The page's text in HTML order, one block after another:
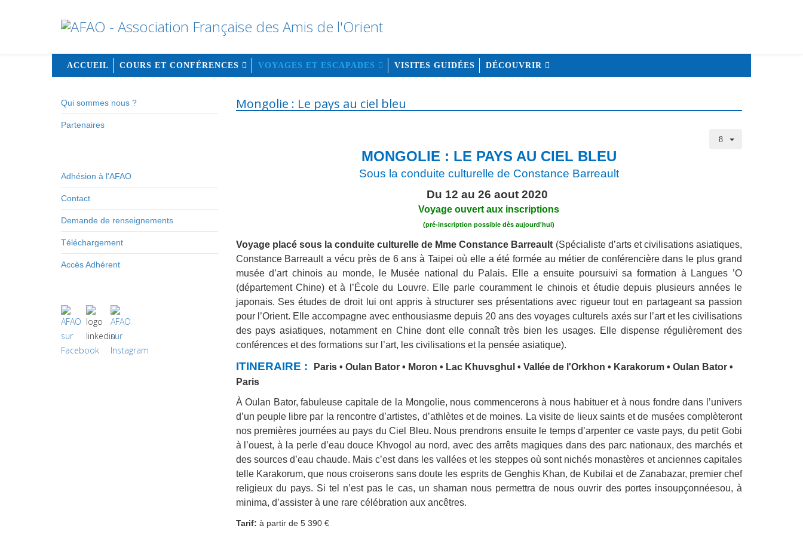
ACCUEIL COURS ET CONFÉRENCES VOYAGES ET ESCAPADES VISITES GUIDÉES DÉCOUVRIR
Qui sommes nous ?
Partenaires
Adhésion à l'AFAO
Contact
Demande de renseignements
Téléchargement
Accès Adhérent
Mongolie : Le pays au ciel bleu
MONGOLIE : LE PAYS AU CIEL BLEU
Sous la conduite culturelle de Constance Barreault
Du 12 au 26 aout 2020
Voyage ouvert aux inscriptions
(pré-inscription possible dès aujourd'hui)
Voyage placé sous la conduite culturelle de Mme Constance Barreault (Spécialiste d’arts et civilisations asiatiques,
Constance Barreault a vécu près de 6 ans à Taipei où elle a été formée au métier de conférencière dans le plus grand
musée d’art chinois au monde, le Musée national du Palais. Elle a ensuite poursuivi sa formation à Langues ’O
(département Chine) et à l’École du Louvre. Elle parle couramment le chinois et étudie depuis plusieurs années le
japonais. Ses études de droit lui ont appris à structurer ses présentations avec rigueur tout en partageant sa passion
pour l’Orient. Elle accompagne avec enthousiasme depuis 20 ans des voyages culturels axés sur l’art et les civilisations
des pays asiatiques, notamment en Chine dont elle connaît très bien les usages. Elle dispense régulièrement des
conférences et des formations sur l’art, les civilisations et la pensée asiatique).
ITINERAIRE :
Paris • Oulan Bator • Moron • Lac Khuvsghul • Vallée de l'Orkhon • Karakorum • Oulan Bator •
Paris
À Oulan Bator, fabuleuse capitale de la Mongolie, nous commencerons à nous habituer et à nous fondre dans l’univers
d’un peuple libre par la rencontre d’artistes, d’athlètes et de moines. La visite de lieux saints et de musées complèteront
nos premières journées au pays du Ciel Bleu. Nous prendrons ensuite le temps d’arpenter ce vaste pays, du petit Gobi
à l’ouest, à la perle d’eau douce Khvogol au nord, avec des arrêts magiques dans des parc nationaux, des marchés et
des sources d’eau chaude. Mais c’est dans les vallées et les steppes où sont nichés monastères et anciennes capitales
telle Karakorum, que nous croiserons sans doute les esprits de Genghis Khan, de Kubilai et de Zanabazar, premier chef
religieux du pays. Si tel n’est pas le cas, un shaman nous permettra de nous ouvrir des portes insoupçonnéesou, à
minima, d’assister à une rare célébration aux ancêtres.
Tarif: à partir de 5 390 €